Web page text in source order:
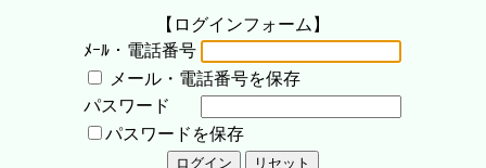
【ログインフォーム】
ﾒｰﾙ・電話番号
メール・電話番号を保存
パスワード
パスワードを保存